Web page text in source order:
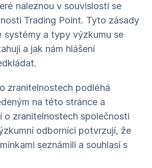
naleznou v souvislosti se
Trading Point. Tyto zásady
systémy a typy výzkumu se
a jak nám hlášení
zranitelnostech podléhá
na této stránce a
o zranitelnostech společnosti
odborníci potvrzují, že
seznámili a souhlasí s